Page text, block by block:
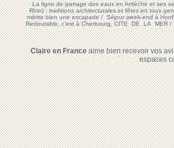
La ligne de partage des eaux en Ardèche et ses
Rhin) : traditions architecturales et fêtes en tous
mérite bien une escapade/Séjour week-end à
Redoutable, c'est à Cherbourg, CITE DE LA MER/
Claire en Franceaime bien recevoir vos
espaces